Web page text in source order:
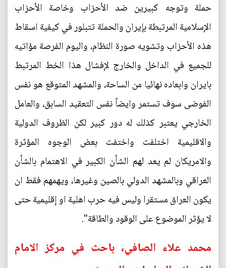
حملة وتوجه كبيرين ضد الأحزاب وخاصة الأحزاب
الإسلامية المرتبطة بإيران والحملة تتبلور في كيفية اسقاط
هذه الأحزاب وتشويه صورة النظام، واليوم الفرصة مؤاتيه
للجميع في الداخل والخارج لإفشال هذا الخط المرتبط
بايران وابعاده نهائيا من الساحة، والمشهد المتوقع هو نفس
الفوضى سوف تستمر وايضاً نفس التعقيد السابق، والعامل
الخارجي يعتبر كذلك له دور كبير لكن الظروف الدولية
والاقليمية اختلفت واختفت بعض الوجوه المؤثرة
والامريكان لم يعد لهم الشأن الكبير في الاهتمام بالشأن
العراقي وبالمشهد الدولي بالصين وغيرها، ويهمهم فقط ان
يكون العراق مستقرا وليس فيه حرب اهلية او إقليمية حتى
لا يؤثر الموضوع على الوقود والطاقة".
محمد علاء الصافي، باحث في مركز الامام